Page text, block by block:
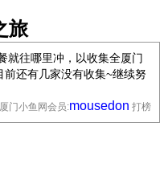
旅
往哪里冲，以收集全厦门
还有几家没有收集~继续努
门小鱼网会员:mousedon 打榜